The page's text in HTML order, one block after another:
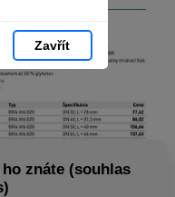
Zavřít
znáte (souhlas